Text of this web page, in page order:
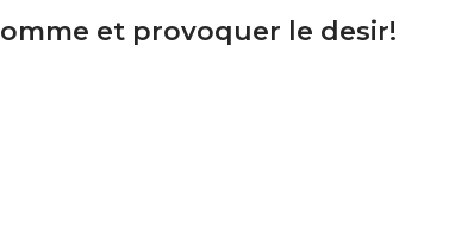
et provoquer le desir!